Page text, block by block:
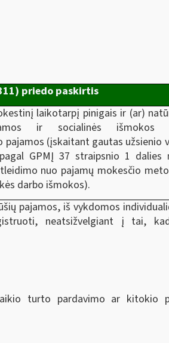
priedo paskirtis
laikotarpį pinigais ir (ar)
ir socialinės išmokos
(įskaitant gautas užsienio
GPMĮ 37 straipsnio 1 dalies
nuo pajamų mokesčio
darbo išmokos).
pajamos, iš vykdomos
neatsižvelgiant į tai,
turto pardavimo ar kitokio